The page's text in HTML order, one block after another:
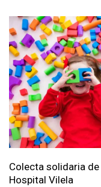
Colecta solidaria
Hospital Vilela